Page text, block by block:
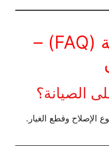
الأسئلة الشائعة (FAQ) –
الصيانة؟
وقطع الغيار.